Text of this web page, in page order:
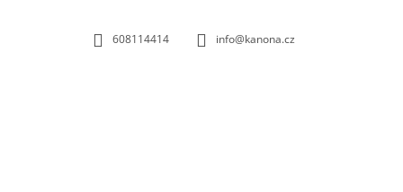
608114414 info@kanona.cz